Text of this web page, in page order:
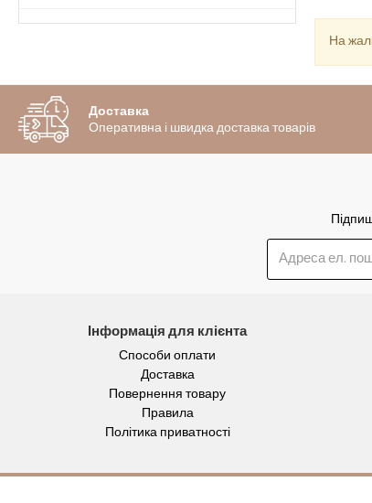
На
Доставка
Оперативна і швидка доставка товарів
Інформація для клієнта
Способи оплати
Доставка
Повернення товару
Правила
Політика приватності